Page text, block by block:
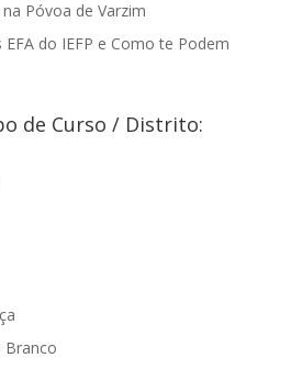
Póvoa de Varzim
do IEFP e Como te Podem
de Curso / Distrito:
Branco